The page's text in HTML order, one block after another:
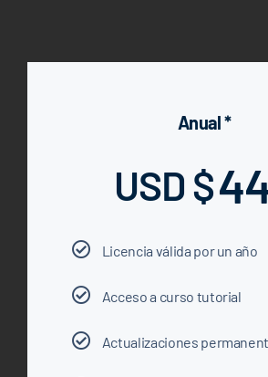
Anual *
USD $
Licencia válida por un año
Acceso a curso tutorial
Actualizaciones